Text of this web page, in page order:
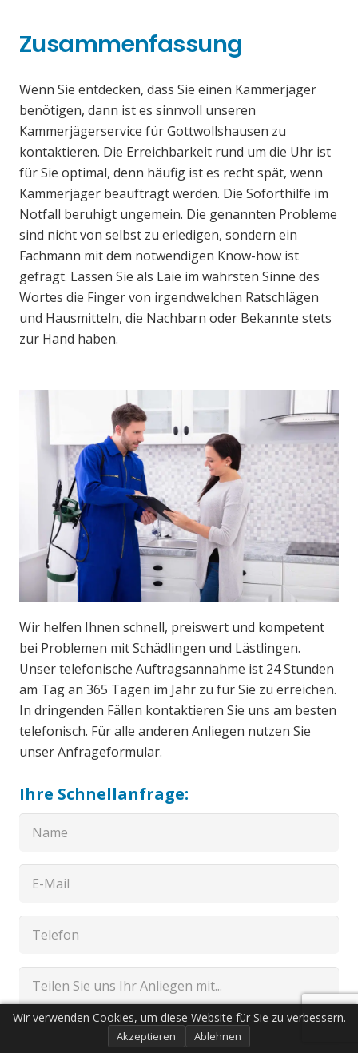
Zusammenfassung
Wenn Sie entdecken, dass Sie einen Kammerjäger
benötigen, dann ist es sinnvoll unseren
Kammerjägerservice für Gottwollshausen zu
kontaktieren. Die Erreichbarkeit rund um die Uhr ist
für Sie optimal, denn häufig ist es recht spät, wenn
Kammerjäger beauftragt werden. Die Soforthilfe im
Notfall beruhigt ungemein. Die genannten Probleme
sind nicht von selbst zu erledigen, sondern ein
Fachmann mit dem notwendigen Know-how ist
gefragt. Lassen Sie als Laie im wahrsten Sinne des
Wortes die Finger von irgendwelchen Ratschlägen
und Hausmitteln, die Nachbarn oder Bekannte stets
zur Hand haben.
Wir helfen Ihnen schnell, preiswert und kompetent
bei Problemen mit Schädlingen und Lästlingen.
Unser telefonische Auftragsannahme ist 24 Stunden
am Tag an 365 Tagen im Jahr zu für Sie zu erreichen.
In dringenden Fällen kontaktieren Sie uns am besten
telefonisch. Für alle anderen Anliegen nutzen Sie
unser Anfrageformular.
Ihre Schnellanfrage:
Wir verwenden Cookies, um diese Website für Sie zu verbessern.
Akzeptieren Ablehnen